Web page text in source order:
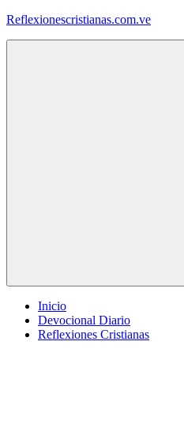
Saltar
Reflexionescristianas.com.ve
Inicio
Devocional Diario
Reflexiones Cristianas